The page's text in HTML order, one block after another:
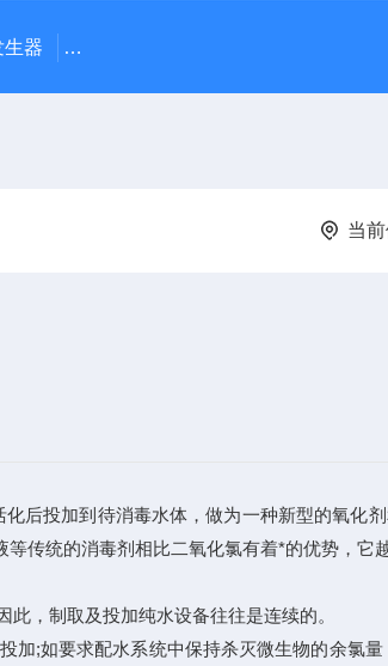
器 潍坊永兴环保设备公司供应四川成都
当前
后投加到待消毒水体，做为一种新型的氧化
传统的消毒剂相比二氧化氯有着*的优势，它
，制取及投加纯水设备往往是连续的。
;如要求配水系统中保持杀灭微生物的余氯